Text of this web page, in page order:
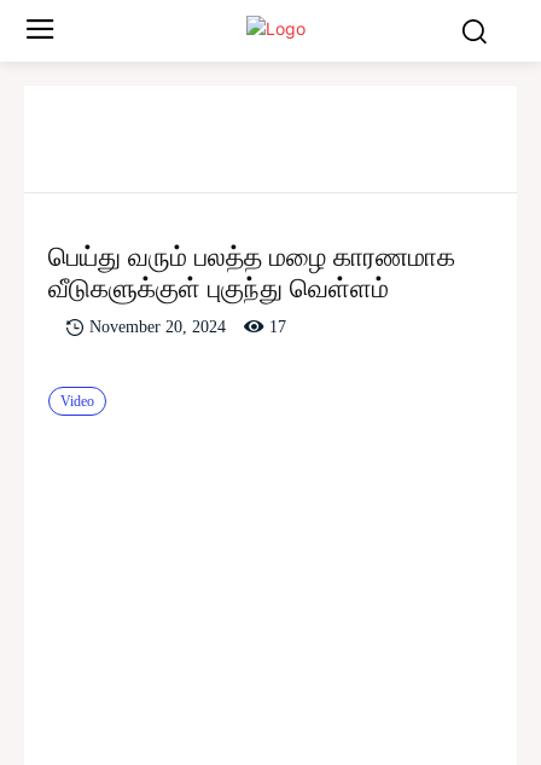
பெய்து வரும் பலத்த மழை காரணமாக
வீடுகளுக்குள் புகுந்து வெள்ளம்
November 20, 2024 17
Video